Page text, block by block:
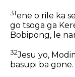
31ene o rile ka
go tsoga ga
Bobipong, le
32Jesu yo,
basupi ba gone.